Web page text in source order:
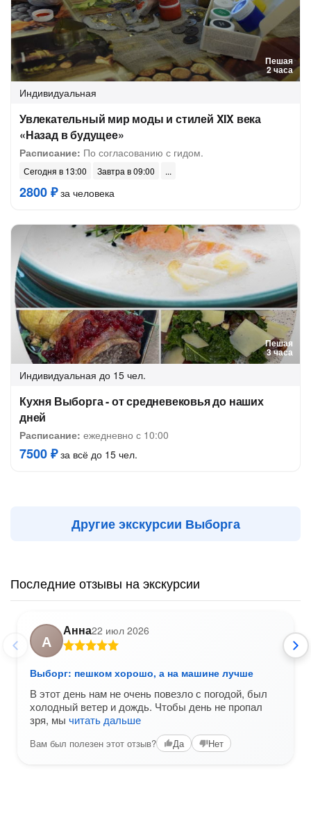
Пешая
2 часа
Индивидуальная
Увлекательный мир моды и стилей XIX века
«Назад в будущее»
Расписание: По согласованию с гидом.
Сегодня в 13:00 Завтра в 09:00
2800 ₽за человека
Пешая
3 часа
Индивидуальная до 15 чел.
Кухня Выборга - от средневековья до наших
дней
Расписание: ежедневно с 10:00
7500 ₽за всё до 15 чел.
Другие экскурсии Выборга
Последние отзывы на экскурсии
А
Анна22 июл 2026
Выборг: пешком хорошо, а на машине лучше
В этот день нам не очень повезло с погодой, был
холодный ветер и дождь. Чтобы день не пропал
зря, мы читать дальше
Вам был полезен этот отзыв? Да Нет